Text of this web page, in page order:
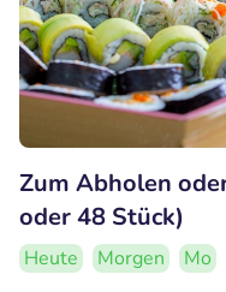
Zum Abholen
oder 48 Stück)
Heute Morgen Mo